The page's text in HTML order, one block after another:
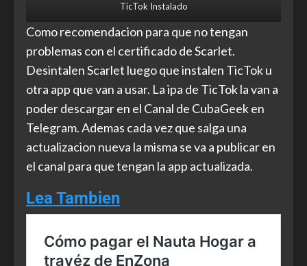
TicTok Instalado
Como recomendacion para que no tengan
problemas con el certificado de Scarlet.
Desintalen Scarlet luego que instalen TicTok u
otra app que van a usar. La ipa de TicTok la van a
poder descargar en el Canal de CubaGeek en
Telegram. Ademas cada vez que salga una
actualizacion nueva la misma se va a publicar en
el canal para que tengan la app actualizada.
Lea Tambien